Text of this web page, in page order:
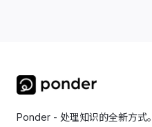
Ponder - 处理知识的全新方式。